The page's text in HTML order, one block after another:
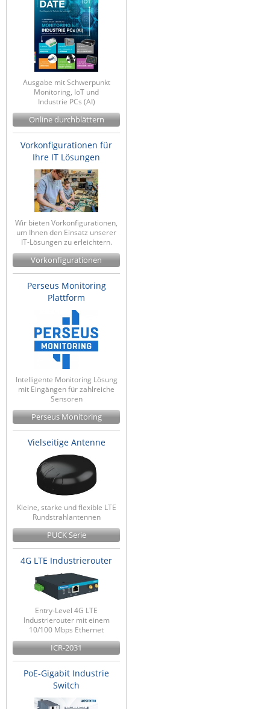
Ausgabe mit Schwerpunkt
Monitoring, IoT und
Industrie PCs (AI)
Online durchblättern
Vorkonfigurationen für
Ihre IT Lösungen
Wir bieten Vorkonfigurationen,
um Ihnen den Einsatz unserer
IT-Lösungen zu erleichtern.
Vorkonfigurationen
Perseus Monitoring
Plattform
Intelligente Monitoring Lösung
mit Eingängen für zahlreiche
Sensoren
Perseus Monitoring
Vielseitige Antenne
Kleine, starke und flexible LTE
Rundstrahlantennen
PUCK Serie
4G LTE Industrierouter
Entry-Level 4G LTE
Industrierouter mit einem
10/100 Mbps Ethernet
ICR-2031
PoE-Gigabit Industrie
Switch